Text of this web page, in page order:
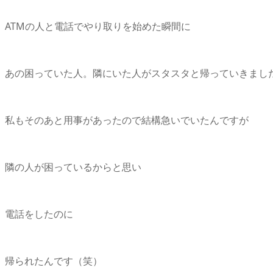
ATMの人と電話でやり取りを始めた瞬間に
あの困っていた人。隣にいた人がスタスタと帰っていきまし
私もそのあと用事があったので結構急いでいたんですが
隣の人が困っているからと思い
電話をしたのに
帰られたんです（笑）